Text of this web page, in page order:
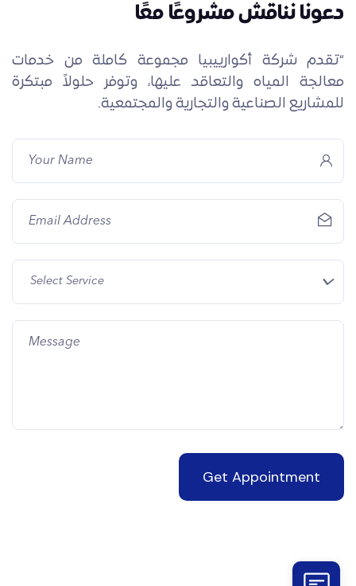
دعونا نناقش مشروعًا معًا
“تقدم شركة أكوارييبيا مجموعة كاملة من خدمات
معالجة المياه والتعاقد عليها، وتوفر حلولاً مبتكرة
للمشاريع الصناعية والتجارية والمجتمعية.
Select Service